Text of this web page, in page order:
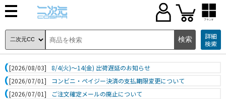
ブランド
詳細
検索
[2026/08/03]
8/4(火)～14(金) 出荷遅延のお知らせ
[2026/07/01]
コンビニ・ペイジー決済の支払期限変更について
[2026/07/01]
ご注文確定メールの廃止について